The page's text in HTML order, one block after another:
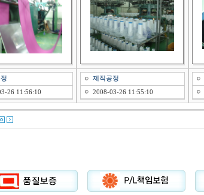
26 11:56:10
제직공정
2008-03-26 11:55:10